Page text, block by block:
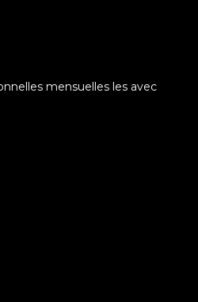
mensuelles les avec